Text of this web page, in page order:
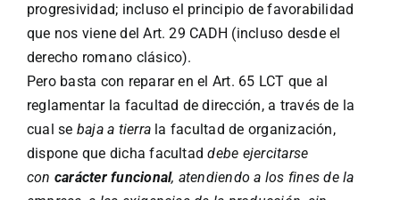
progresividad; incluso el principio de favorabilidad
que nos viene del Art. 29 CADH (incluso desde el
derecho romano clásico).
Pero basta con reparar en el Art. 65 LCT que al
reglamentar la facultad de dirección, a través de la
cual se baja a tierra la facultad de organización,
dispone que dicha facultaddebe ejercitarse
con carácter funcional, atendiendo a los fines de la